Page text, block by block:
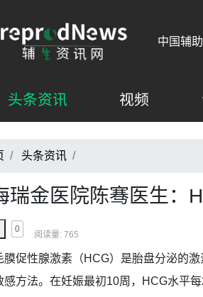
中国辅
头条资讯 视频
头条资讯 /
瑞金医院陈骞医生：
0
阅读量: 765
膜促性腺激素（HCG）是胎盘分泌的
感方法。在妊娠最初10周，HCG水平